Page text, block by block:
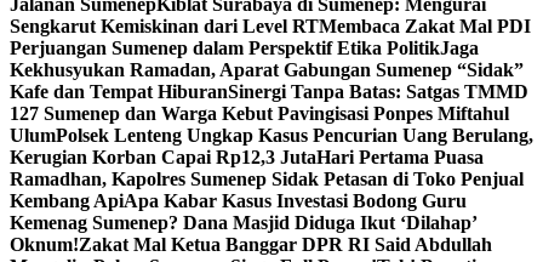
Jalanan SumenepKiblat Surabaya di Sumenep: Mengurai
Sengkarut Kemiskinan dari Level RTMembaca Zakat Mal PDI
Perjuangan Sumenep dalam Perspektif Etika PolitikJaga
Kekhusyukan Ramadan, Aparat Gabungan Sumenep “Sidak”
Kafe dan Tempat HiburanSinergi Tanpa Batas: Satgas TMMD
127 Sumenep dan Warga Kebut Pavingisasi Ponpes Miftahul
UlumPolsek Lenteng Ungkap Kasus Pencurian Uang Berulang,
Kerugian Korban Capai Rp12,3 JutaHari Pertama Puasa
Ramadhan, Kapolres Sumenep Sidak Petasan di Toko Penjual
Kembang ApiApa Kabar Kasus Investasi Bodong Guru
Kemenag Sumenep? Dana Masjid Diduga Ikut ‘Dilahap’
Oknum!Zakat Mal Ketua Banggar DPR RI Said Abdullah